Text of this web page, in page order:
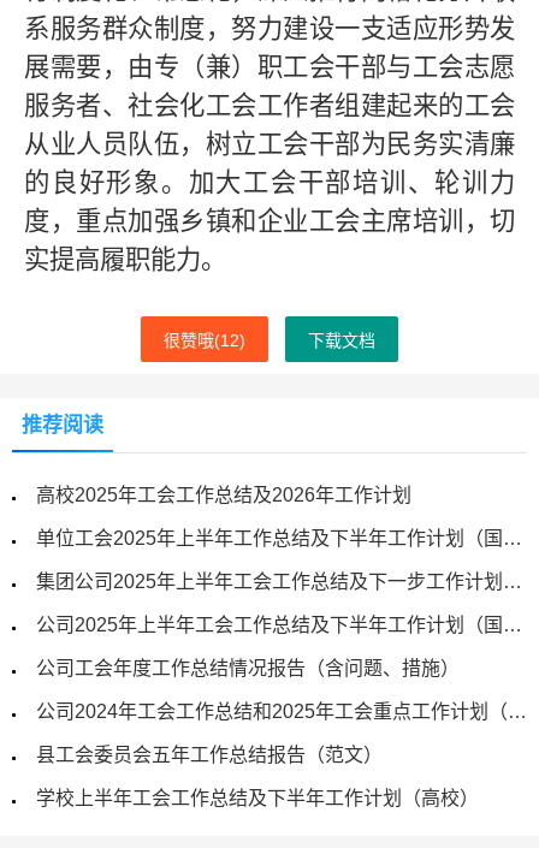
系服务群众制度，努力建设一支适应形势发
展需要，由专（兼）职工会干部与工会志愿
服务者、社会化工会工作者组建起来的工会
从业人员队伍，树立工会干部为民务实清廉
的良好形象。加大工会干部培训、轮训力
度，重点加强乡镇和企业工会主席培训，切
实提高履职能力。
很赞哦(12) 下载文档
推荐阅读
高校2025年工会工作总结及2026年工作计划
单位工会2025年上半年工作总结及下半年工作计划（国企）
集团公司2025年上半年工会工作总结及下一步工作计划（国企）
公司2025年上半年工会工作总结及下半年工作计划（国企）
公司工会年度工作总结情况报告（含问题、措施）
公司2024年工会工作总结和2025年工会重点工作计划（参考）
县工会委员会五年工作总结报告（范文）
学校上半年工会工作总结及下半年工作计划（高校）